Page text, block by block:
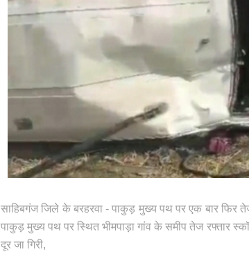
साहिबगंज जिले के बरहरवा - पाकुड़ मुख्य पथ पर एक बार फिर
पाकुड़ मुख्य पथ पर स्थित भीमपाड़ा गांव के समीप तेज रफ्तार
दूर जा गिरी,